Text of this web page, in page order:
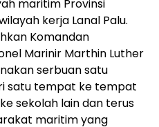
maritim Provinsi
kerja Lanal Palu.
Komandan
Marinir Marthin Luther
serbuan satu
satu tempat ke tempat
sekolah lain dan terus
maritim yang